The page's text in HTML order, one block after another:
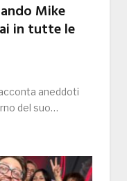
Mike
in tutte le
aneddoti
del suo…